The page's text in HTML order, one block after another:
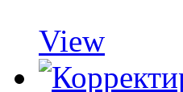
View